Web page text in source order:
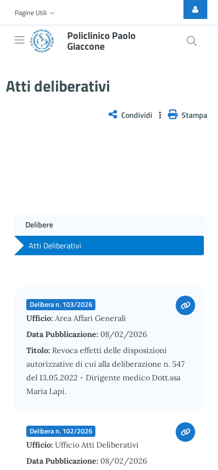
Skip to Main Content
Pagine Utili
Policlinico Paolo
Giaccone
Atti deliberativi
Condividi Stampa
Delibere
Atti Deliberativi
Delibera n. 103/2026
Ufficio: Area Affari Generali
Data Pubblicazione: 08/02/2026
Titolo: Revoca effetti delle disposizioni
autorizzative di cui alla deliberazione n. 547
del 13.05.2022 - Dirigente medico Dott.ssa
Maria Lapi.
Delibera n. 102/2026
Ufficio: Ufficio Atti Deliberativi
Data Pubblicazione: 08/02/2026